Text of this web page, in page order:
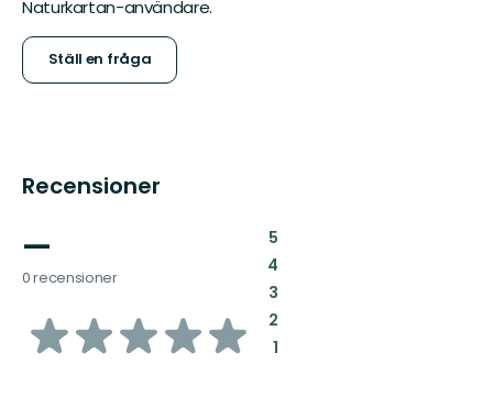
Naturkartan-användare.
Ställ en fråga
Recensioner
—
0 recensioner
av
5:
4:
3:
2:
1: